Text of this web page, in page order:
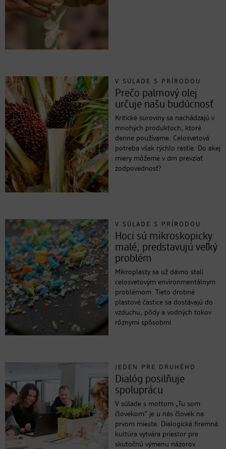
V SÚLADE S PRÍRODOU
Prečo palmový olej
určuje našu budúcnosť
Kritické suroviny sa nachádzajú v
mnohých produktoch, ktoré
denne používame. Celosvetová
potreba však rýchlo rastie. Do akej
miery môžeme v dm prevziať
zodpovednosť?
V SÚLADE S PRÍRODOU
Hoci sú mikroskopicky
malé, predstavujú veľký
problém
Mikroplasty sa už dávno stali
celosvetovým environmentálnym
problémom. Tieto drobné
plastové častice sa dostávajú do
vzduchu, pôdy a vodných tokov
rôznymi spôsobmi.
JEDEN PRE DRUHÉHO
Dialóg posilňuje
spoluprácu
V súlade s mottom „Tu som
človekom“ je u nás človek na
prvom mieste. Dialogická firemná
kultúra vytvára priestor pre
skutočnú výmenu názorov.